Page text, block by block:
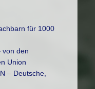
für 1000
von den
Union
– Deutsche,